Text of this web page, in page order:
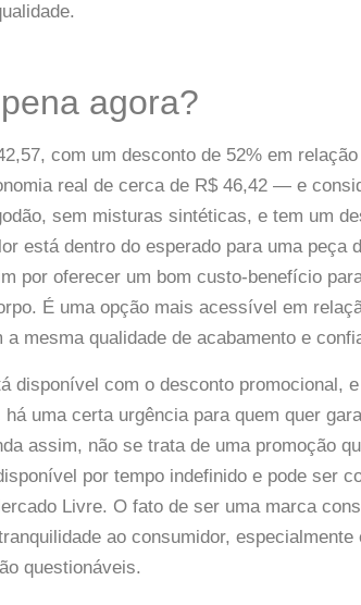
agora?
com um desconto de 52% em
real de cerca de R$ 46,42 — e
sem misturas sintéticas, e tem um
está dentro do esperado para uma peça
por oferecer um bom custo-benefício
É uma opção mais acessível em
mesma qualidade de acabamento e
disponível com o desconto promocional,
uma certa urgência para quem quer
assim, não se trata de uma promoção
por tempo indefinido e pode ser
Livre. O fato de ser uma marca
ao consumidor, especialmente
questionáveis.